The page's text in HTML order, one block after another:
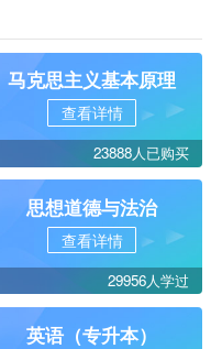
马克思主义基本原理
查看详情
23888人已购买
思想道德与法治
查看详情
29956人学过
英语（专升本）